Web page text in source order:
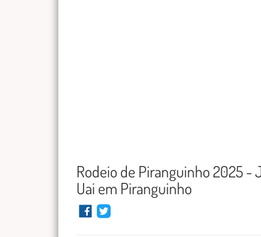
Rodeio de Piranguinho 2025 -
Uai em Piranguinho